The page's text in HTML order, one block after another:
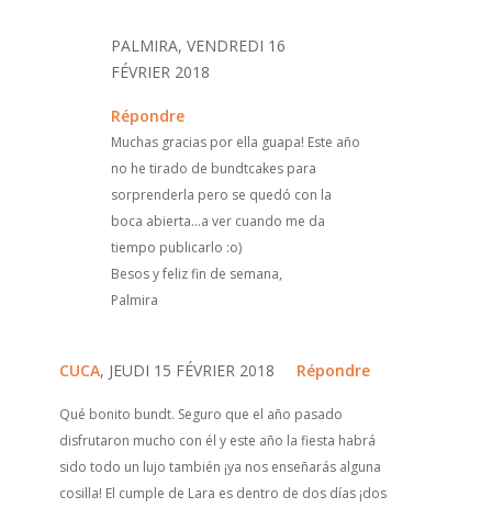
PALMIRA, VENDREDI 16
FÉVRIER 2018
Répondre
Muchas gracias por ella guapa! Este año
no he tirado de bundtcakes para
sorprenderla pero se quedó con la
boca abierta...a ver cuando me da
tiempo publicarlo :o)
Besos y feliz fin de semana,
Palmira
CUCA, JEUDI 15 FÉVRIER 2018 Répondre
Qué bonito bundt. Seguro que el año pasado
disfrutaron mucho con él y este año la fiesta habrá
sido todo un lujo también ¡ya nos enseñarás alguna
cosilla! El cumple de Lara es dentro de dos días ¡dos